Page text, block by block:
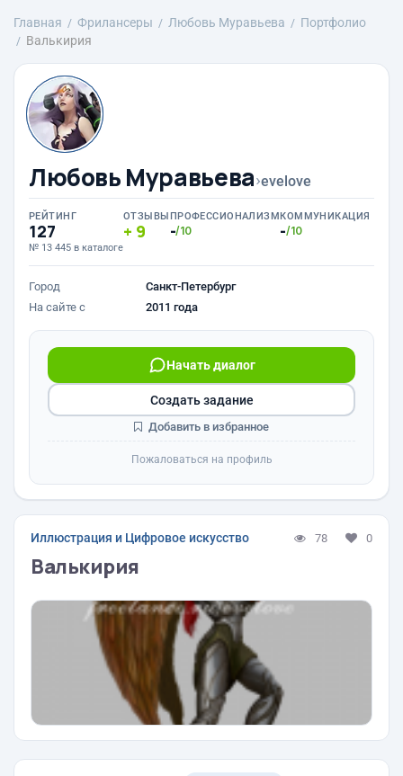
Главная Фрилансеры Любовь Муравьева
Портфолио
Валькирия
Любовь Муравьева›evelove
РЕЙТИНГ
127
№ 13 445 в каталоге
ОТЗЫВЫ
9
ПРОФЕССИОНАЛИЗМ
-/10
КОММУНИКАЦИЯ
-/10
Город
Санкт-Петербург
На сайте с
2011 года
Начать диалог
Создать задание
Добавить в избранное
Пожаловаться на профиль
Иллюстрация и Цифровое искусство 78 0
Валькирия